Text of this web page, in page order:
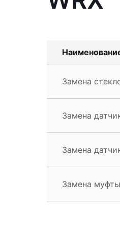
Замена
Замена
Замена
Замена муфты